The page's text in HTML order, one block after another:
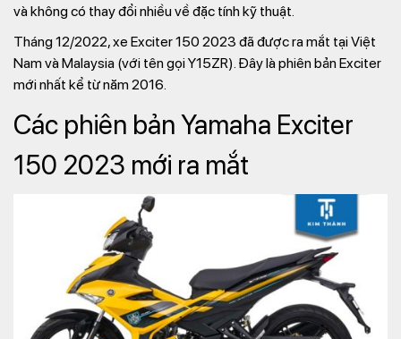
và không có thay đổi nhiều về đặc tính kỹ thuật.
Tháng 12/2022, xe Exciter 150 2023 đã được ra mắt tại Việt
Nam và Malaysia (với tên gọi Y15ZR). Đây là phiên bản Exciter
mới nhất kể từ năm 2016.
Các phiên bản Yamaha Exciter
150 2023 mới ra mắt